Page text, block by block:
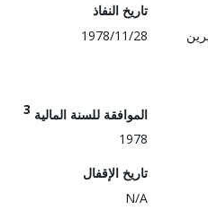
تاريخ النفاذ
1978/11/28
الموافقة للسنة المالية 3
1978
تاريخ الإقفال
N/A